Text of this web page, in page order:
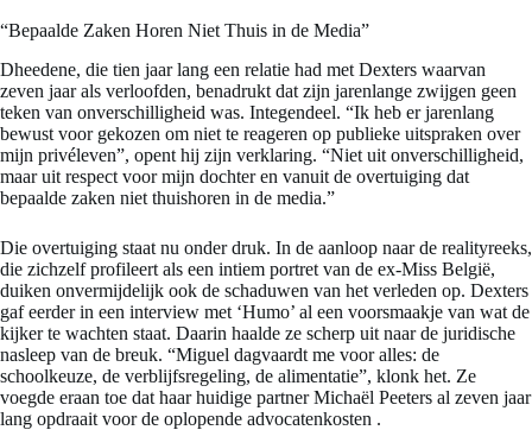
“Bepaalde Zaken Horen Niet Thuis in de Media”
Dheedene, die tien jaar lang een relatie had met Dexters waarvan
zeven jaar als verloofden, benadrukt dat zijn jarenlange zwijgen geen
teken van onverschilligheid was. Integendeel. “Ik heb er jarenlang
bewust voor gekozen om niet te reageren op publieke uitspraken over
mijn privéleven”, opent hij zijn verklaring. “Niet uit onverschilligheid,
maar uit respect voor mijn dochter en vanuit de overtuiging dat
bepaalde zaken niet thuishoren in de media.”
Die overtuiging staat nu onder druk. In de aanloop naar de realityreeks,
die zichzelf profileert als een intiem portret van de ex-Miss België,
duiken onvermijdelijk ook de schaduwen van het verleden op. Dexters
gaf eerder in een interview met ‘Humo’ al een voorsmaakje van wat de
kijker te wachten staat. Daarin haalde ze scherp uit naar de juridische
nasleep van de breuk. “Miguel dagvaardt me voor alles: de
schoolkeuze, de verblijfsregeling, de alimentatie”, klonk het. Ze
voegde eraan toe dat haar huidige partner Michaël Peeters al zeven jaar
lang opdraait voor de oplopende advocatenkosten .